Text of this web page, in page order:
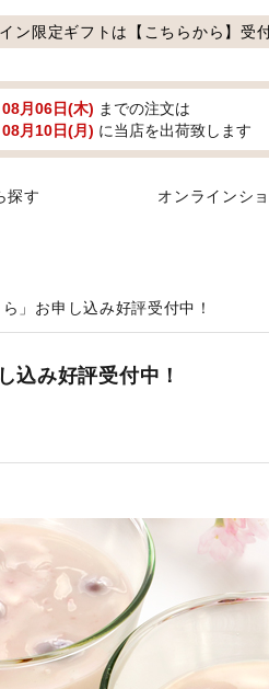
ン限定ギフトは【こちらから】受
08月06日(木) までの注文は
08月10日(月) に当店を出荷致します
探す オンラインシ
」お申し込み好評受付中！
込み好評受付中！